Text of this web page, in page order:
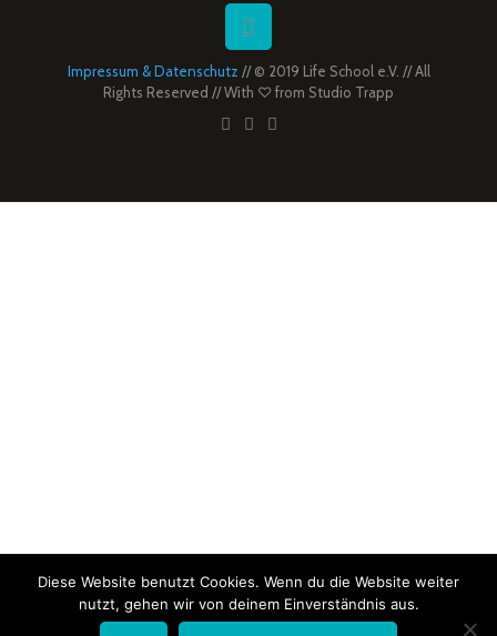
Impressum & Datenschutz // © 2019 Life School e.V. // All
Rights Reserved // With ♡ from Studio Trapp
Diese Website benutzt Cookies. Wenn du die Website weiter
nutzt, gehen wir von deinem Einverständnis aus.